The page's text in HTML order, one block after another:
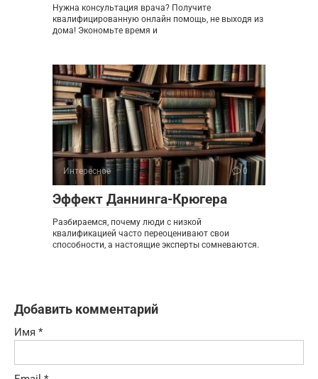
Нужна консультация врача? Получите
квалифицированную онлайн помощь, не выходя из
дома! Экономьте время и
Интересное 0
Эффект Даннинга-Крюгера
Разбираемся, почему люди с низкой
квалификацией часто переоценивают свои
способности, а настоящие эксперты сомневаются.
Добавить комментарий
Имя *